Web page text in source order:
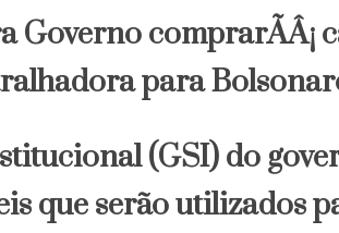
(GSI) do
que serão utilizados